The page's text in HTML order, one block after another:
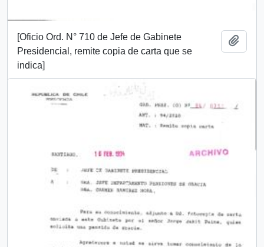
[Oficio Ord. N° 710 de Jefe de Gabinete
Presidencial, remite copia de carta que se
indica]